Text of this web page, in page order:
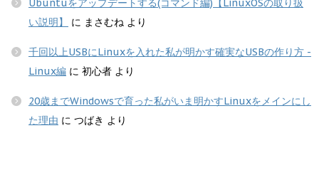
Ubuntuをアップデートする(コマンド編)【LinuxOSの取り扱
い説明】
に まさむね より
千回以上USBにLinuxを入れた私が明かす確実なUSBの作り方 -
Linux編 に 初心者 より
20歳までWindowsで育った私がいま明かすLinuxをメインにし
た理由 に つばき より